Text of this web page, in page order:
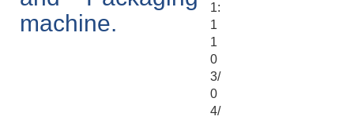
machine.
1:
1
1
0
3/
0
4/